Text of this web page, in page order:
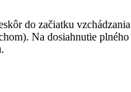
do začiatku vzchádzania
Na dosiahnutie plného